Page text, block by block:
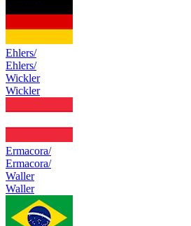
Ehlers/
Ehlers/
Wickler
Wickler
Ermacora/
Ermacora/
Waller
Waller